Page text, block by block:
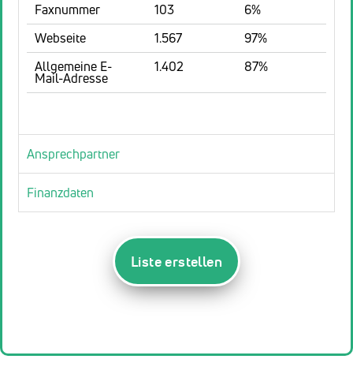
Faxnummer 103
6%
Webseite
1.567
97%
Allgemeine E-
Mail-Adresse
1.402 87%
Ansprechpartner
Finanzdaten
Liste erstellen